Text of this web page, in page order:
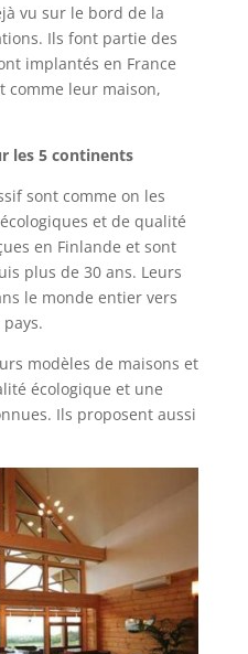
vu sur le bord de la
Ils font partie des
implantés en France
comme leur maison,
les 5 continents
sont comme on les
et de qualité
en Finlande et sont
plus de 30 ans. Leurs
le monde entier vers
modèles de maisons et
écologique et une
Ils proposent aussi